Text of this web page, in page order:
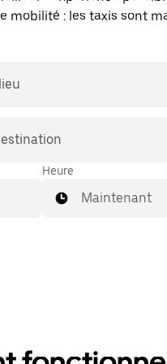
mobilité : les taxis sont
Uber Taxi : un
Heure
Maintenant